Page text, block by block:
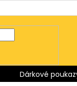
Dárkové